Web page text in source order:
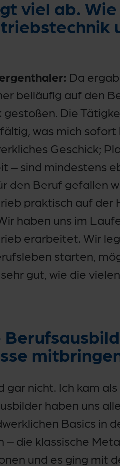
viel ab.
Da
beiläufig auf den
Die
was mich
Geschick;
– sind mindestens
den Beruf gefallen
praktisch auf der
haben uns im
erarbeitet. Wir
starten,
gut, wie die
gar nicht. Ich kam
haben uns
Basics in
– die klassische
und es ging mit